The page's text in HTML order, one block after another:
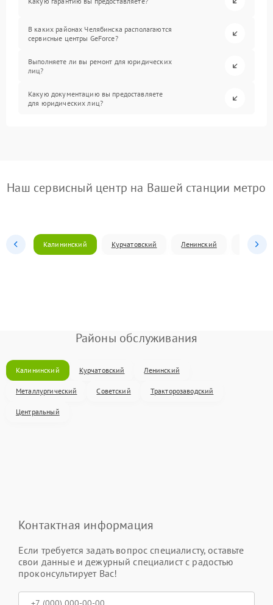
В каких районах Челябинска располагаются
сервисные центры GeForce?
Выполняете ли вы ремонт для юридических
лиц?
Какую документацию вы предоставляете
для юридических лиц?
Наш сервисный центр на Вашей станции метро
Калининский Курчатовский Ленинский
Районы обслуживания
Калининский Курчатовский Ленинский
Металлургический Советский Тракторозаводский
Центральный
Контактная информация
Если требуется задать вопрос специалисту, оставьте
свои данные и дежурный специалист с радостью
проконсультирует Вас!